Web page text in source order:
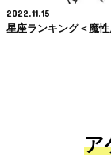
2022.11.15
星座ランキング＜魔性
ア